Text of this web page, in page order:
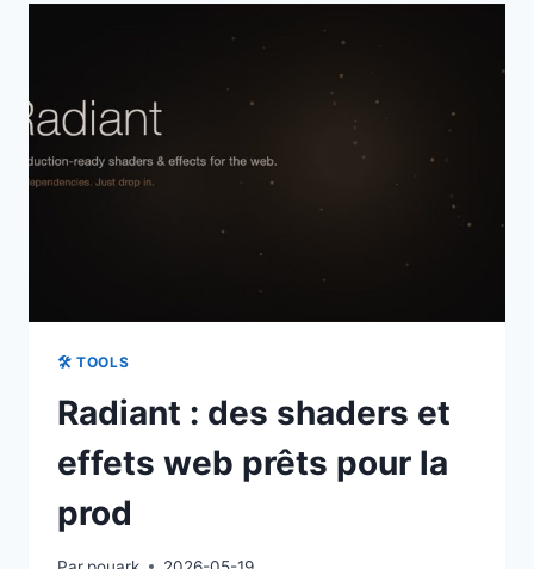
SYSTEM
PRO,
COHÉRENTS
BEAUX
🛠 TOOLS
Radiant : des shaders et
effets web prêts pour la
prod